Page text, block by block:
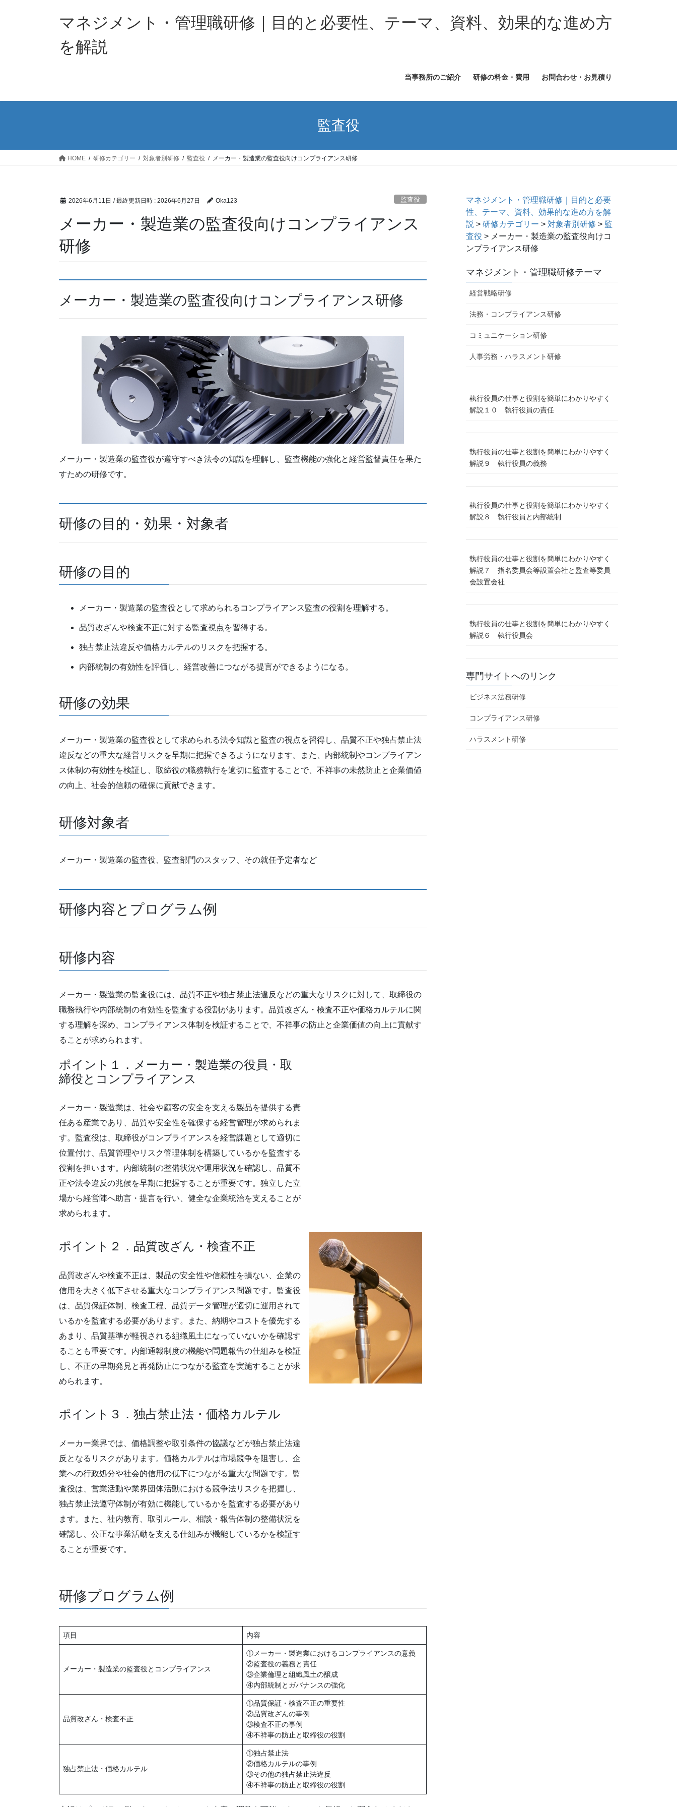
ッ
移
マネジメント・管理職研修｜目的と必要性、テーマ、資料、効果的な進め方
を解説
当事務所のご紹介 研修の料金・費用 お問合わせ・お見積り
監査役
HOME 研修カテゴリー 対象者別研修 監査役 メーカー・製造業の監査役向けコンプライアンス研修
2026年6月11日 / 最終更新日時 : 2026年6月27日 Oka123 監査役
メーカー・製造業の監査役向けコンプライアンス
研修
メーカー・製造業の監査役向けコンプライアンス研修
メーカー・製造業の監査役が遵守すべき法令の知識を理解し、監査機能の強化と経営監督責任を果た
すための研修です。
研修の目的・効果・対象者
研修の目的
メーカー・製造業の監査役として求められるコンプライアンス監査の役割を理解する。
品質改ざんや検査不正に対する監査視点を習得する。
独占禁止法違反や価格カルテルのリスクを把握する。
内部統制の有効性を評価し、経営改善につながる提言ができるようになる。
研修の効果
メーカー・製造業の監査役として求められる法令知識と監査の視点を習得し、品質不正や独占禁止法
違反などの重大な経営リスクを早期に把握できるようになります。また、内部統制やコンプライアン
ス体制の有効性を検証し、取締役の職務執行を適切に監査することで、不祥事の未然防止と企業価値
の向上、社会的信頼の確保に貢献できます。
研修対象者
メーカー・製造業の監査役、監査部門のスタッフ、その就任予定者など
研修内容とプログラム例
研修内容
メーカー・製造業の監査役には、品質不正や独占禁止法違反などの重大なリスクに対して、取締役の
職務執行や内部統制の有効性を監査する役割があります。品質改ざん・検査不正や価格カルテルに関
する理解を深め、コンプライアンス体制を検証することで、不祥事の防止と企業価値の向上に貢献す
ることが求められます。
ポイント１．メーカー・製造業の役員・取
締役とコンプライアンス
メーカー・製造業は、社会や顧客の安全を支える製品を提供する責
任ある産業であり、品質や安全性を確保する経営管理が求められま
す。監査役は、取締役がコンプライアンスを経営課題として適切に
位置付け、品質管理やリスク管理体制を構築しているかを監査する
役割を担います。内部統制の整備状況や運用状況を確認し、品質不
正や法令違反の兆候を早期に把握することが重要です。独立した立
場から経営陣へ助言・提言を行い、健全な企業統治を支えることが
求められます。
ポイント２．品質改ざん・検査不正
品質改ざんや検査不正は、製品の安全性や信頼性を損ない、企業の
信用を大きく低下させる重大なコンプライアンス問題です。監査役
は、品質保証体制、検査工程、品質データ管理が適切に運用されて
いるかを監査する必要があります。また、納期やコストを優先する
あまり、品質基準が軽視される組織風土になっていないかを確認す
ることも重要です。内部通報制度の機能や問題報告の仕組みを検証
し、不正の早期発見と再発防止につながる監査を実施することが求
められます。
ポイント３．独占禁止法・価格カルテル
メーカー業界では、価格調整や取引条件の協議などが独占禁止法違
反となるリスクがあります。価格カルテルは市場競争を阻害し、企
業への行政処分や社会的信用の低下につながる重大な問題です。監
査役は、営業活動や業界団体活動における競争法リスクを把握し、
独占禁止法遵守体制が有効に機能しているかを監査する必要があり
ます。また、社内教育、取引ルール、相談・報告体制の整備状況を
確認し、公正な事業活動を支える仕組みが機能しているかを検証す
ることが重要です。
研修プログラム例
項目 内容
メーカー・製造業の監査役とコンプライアンス
①メーカー・製造業におけるコンプライアンスの意義
②監査役の義務と責任
③企業倫理と組織風土の醸成
④内部統制とガバナンスの強化
品質改ざん・検査不正
①品質保証・検査不正の重要性
②品質改ざんの事例
③検査不正の事例
④不祥事の防止と取締役の役割
独占禁止法・価格カルテル
①独占禁止法
②価格カルテルの事例
③その他の独占禁止法違反
④不祥事の防止と取締役の役割
マネジメント・管理職研修｜目的と必要
性、テーマ、資料、効果的な進め方を解
説 >研修カテゴリー > 対象者別研修 > 監
査役 > メーカー・製造業の監査役向けコ
ンプライアンス研修
マネジメント・管理職研修テーマ
経営戦略研修
法務・コンプライアンス研修
コミュニケーション研修
人事労務・ハラスメント研修
執行役員の仕事と役割を簡単にわかりやすく
解説１０ 執行役員の責任
執行役員の仕事と役割を簡単にわかりやすく
解説９ 執行役員の義務
執行役員の仕事と役割を簡単にわかりやすく
解説８ 執行役員と内部統制
執行役員の仕事と役割を簡単にわかりやすく
解説７ 指名委員会等設置会社と監査等委員
会設置会社
執行役員の仕事と役割を簡単にわかりやすく
解説６ 執行役員会
専門サイトへのリンク
ビジネス法務研修
コンプライアンス研修
ハラスメント研修